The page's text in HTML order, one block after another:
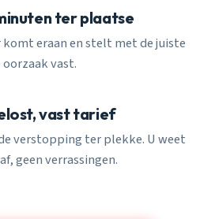
ter plaatse
eraan en stelt met de juiste
vast.
vast tarief
verstopping ter plekke. U weet
geen verrassingen.